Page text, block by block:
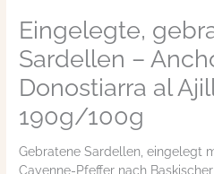
Eingelegte,
Sardellen –
Donostiarra al
190g/100g
Gebratene Sardellen, eingelegt
Cayenne-Pfeffer nach
Eingelegte,
gebratene
Sardellen
-
Anchoas
a
Donostiarra